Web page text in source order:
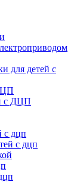
для детей с
с ДЦП
с дцп
с дцп